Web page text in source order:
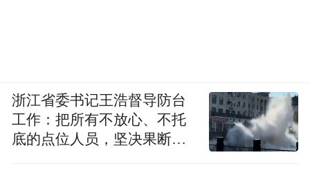
浙江省委书记王浩督导防台
工作：把所有不放心、不托
底的点位人员，坚决果断转